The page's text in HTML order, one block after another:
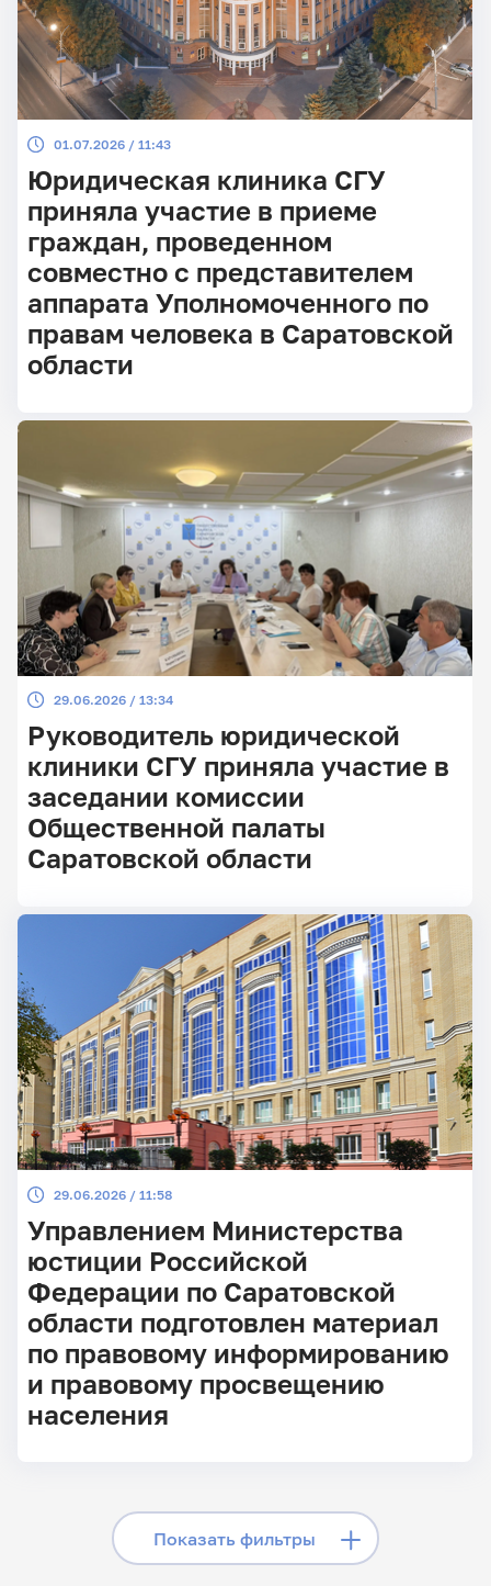
01.07.2026 / 11:43
Юридическая клиника СГУ
приняла участие в приеме
граждан, проведенном
совместно с представителем
аппарата Уполномоченного по
правам человека в Саратовской
области
29.06.2026 / 13:34
Руководитель юридической
клиники СГУ приняла участие в
заседании комиссии
Общественной палаты
Саратовской области
29.06.2026 / 11:58
Управлением Министерства
юстиции Российской
Федерации по Саратовской
области подготовлен материал
по правовому информированию
и правовому просвещению
населения
Показать фильтры
Скрыть фильтры